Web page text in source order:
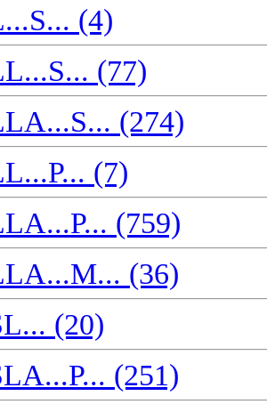
(4)
(77)
(274)
(7)
(759)
(36)
(20)
(251)